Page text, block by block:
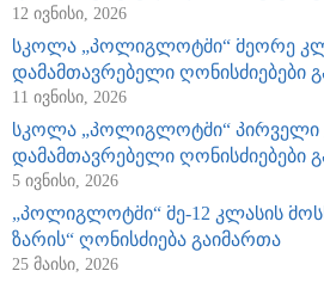
12 ივნისი, 2026
სკოლა „პოლიგლოტში“ მეორე
დამამთავრებელი ღონისძიებები
11 ივნისი, 2026
სკოლა „პოლიგლოტში“ პირველი
დამამთავრებელი ღონისძიებები
5 ივნისი, 2026
„პოლიგლოტში“ მე-12 კლასის
ზარის“ ღონისძიება გაიმართა
25 მაისი, 2026